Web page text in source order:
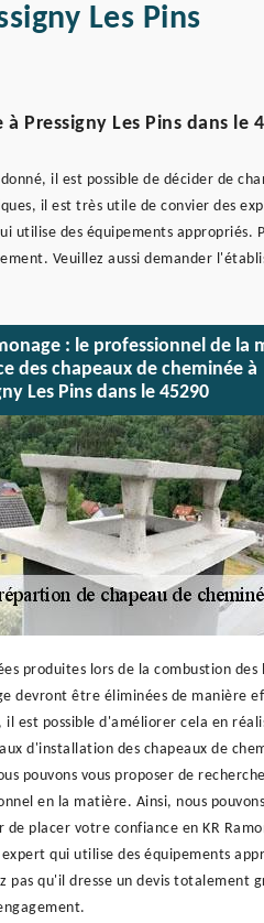
Les Pins
Pressigny Les Pins dans le
il est possible de décider de
il est très utile de convier des
utilise des équipements appropriés.
Veuillez aussi demander
: le professionnel de la
des chapeaux de cheminée à
Les Pins dans le 45290
produites lors de la combustion des
devront être éliminées de manière
il est possible d'améliorer cela en
d'installation des chapeaux de
pouvons vous proposer de
en la matière. Ainsi, nous
de placer votre confiance en KR
qui utilise des équipements
pas qu'il dresse un devis totalement